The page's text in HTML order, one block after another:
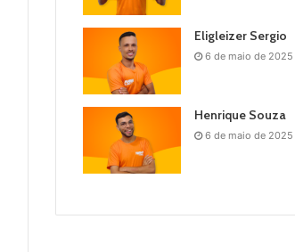
Eligleizer Sergio
6 de maio de 2025
Henrique Souza
6 de maio de 2025